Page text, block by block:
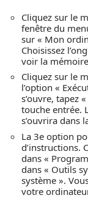
Cliquez sur le
fenêtre du
sur « Mon
Choisissez
voir la
Cliquez sur le
l’option «
s’ouvre, tapez
touche entrée.
s’ouvrira dans
La 3e option
d’instructions.
dans «
dans « Outils
système ».
votre